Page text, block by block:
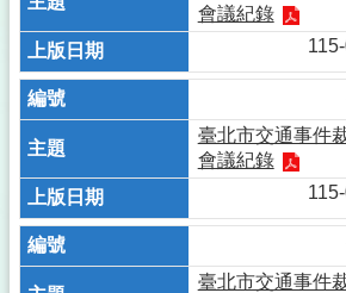
會議紀錄
臺北市交通事件
會議紀錄
臺北市交通事件